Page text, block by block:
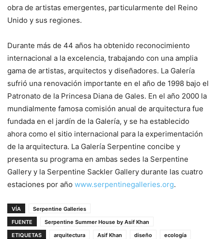
obra de artistas emergentes, particularmente del Reino
Unido y sus regiones.
Durante más de 44 años ha obtenido reconocimiento
internacional a la excelencia, trabajando con una amplia
gama de artistas, arquitectos y diseñadores. La Galería
sufrió una renovación importante en el año de 1998 bajo el
Patronato de la Princesa Diana de Gales. En el año 2000 la
mundialmente famosa comisión anual de arquitectura fue
fundada en el jardín de la Galería, y se ha establecido
ahora como el sitio internacional para la experimentación
de la arquitectura. La Galería Serpentine concibe y
presenta su programa en ambas sedes la Serpentine
Gallery y la Serpentine Sackler Gallery durante las cuatro
estaciones por año www.serpentinegalleries.org.
VÍA
Serpentine Galleries
FUENTE
Serpentine Summer House by Asif Khan
ETIQUETAS
arquitectura Asif Khan diseño
ecología